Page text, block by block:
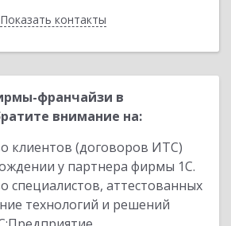
Показать контакты
Назад
франчайзи в
внимание на:
клиентов (договоров ИТС)
у партнера фирмы 1С.
специалистов, аттестованных
технологий и решений